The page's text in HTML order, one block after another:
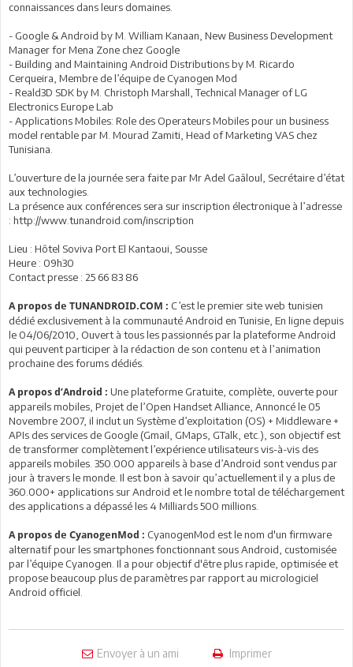
connaissances dans leurs domaines.
- Google & Android by M. William Kanaan, New Business Development
Manager for Mena Zone chez Google
- Building and Maintaining Android Distributions by M. Ricardo
Cerqueira, Membre de l’équipe de Cyanogen Mod
- Reald3D SDK by M. Christoph Marshall, Technical Manager of LG
Electronics Europe Lab
- Applications Mobiles: Role des Operateurs Mobiles pour un business
model rentable par M. Mourad Zamiti, Head of Marketing VAS chez
Tunisiana.
L’ouverture de la journée sera faite par Mr Adel Gaâloul, Secrétaire d’état
aux technologies.
La présence aux conférences sera sur inscription électronique à l’adresse
: http://www.tunandroid.com/inscription
Lieu : Hôtel Soviva Port El Kantaoui, Sousse
Heure : 09h30
Contact presse : 25 66 83 86
A propos de TUNANDROID.COM : C’est le premier site web tunisien
dédié exclusivement à la communauté Android en Tunisie, En ligne depuis
le 04/06/2010, Ouvert à tous les passionnés par la plateforme Android
qui peuvent participer à la rédaction de son contenu et à l’animation
prochaine des forums dédiés.
A propos d’Android : Une plateforme Gratuite, complète, ouverte pour
appareils mobiles, Projet de l’Open Handset Alliance, Annoncé le 05
Novembre 2007, il inclut un Système d’exploitation (OS) + Middleware +
APIs des services de Google (Gmail, GMaps, GTalk, etc.), son objectif est
de transformer complètement l’expérience utilisateurs vis-à-vis des
appareils mobiles. 350.000 appareils à base d’Android sont vendus par
jour à travers le monde. Il est bon à savoir qu’actuellement il y a plus de
360.000+ applications sur Android et le nombre total de téléchargement
des applications a dépassé les 4 Milliards 500 millions.
A propos de CyanogenMod : CyanogenMod est le nom d'un firmware
alternatif pour les smartphones fonctionnant sous Android, customisée
par l’équipe Cyanogen. Il a pour objectif d'être plus rapide, optimisée et
propose beaucoup plus de paramètres par rapport au micrologiciel
Android officiel.
Envoyer à un ami Imprimer